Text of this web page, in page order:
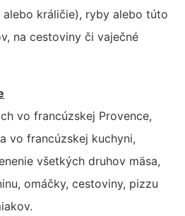
alebo králičie), ryby alebo túto
na cestoviny či vaječné
vo francúzskej Provence,
vo francúzskej kuchyni,
všetkých druhov mäsa,
omáčky, cestoviny, pizzu